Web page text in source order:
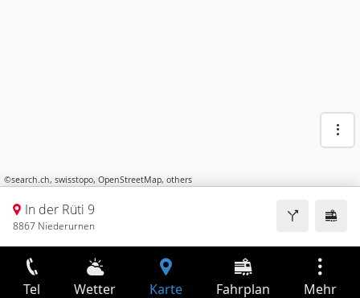
©search.ch, swisstopo, OpenStreetMap, others
In der Rüti 9
8867 Niederurnen
Tel Wetter Karte Fahrplan Mehr